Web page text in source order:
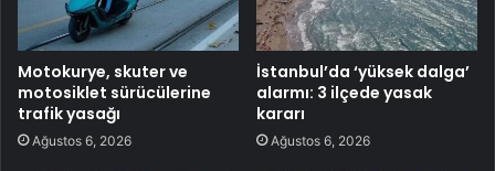
Motokurye, skuter ve
motosiklet sürücülerine
trafik yasağı
Ağustos 6, 2026
İstanbul’da ‘yüksek dalga’
alarmı: 3 ilçede yasak
kararı
Ağustos 6, 2026